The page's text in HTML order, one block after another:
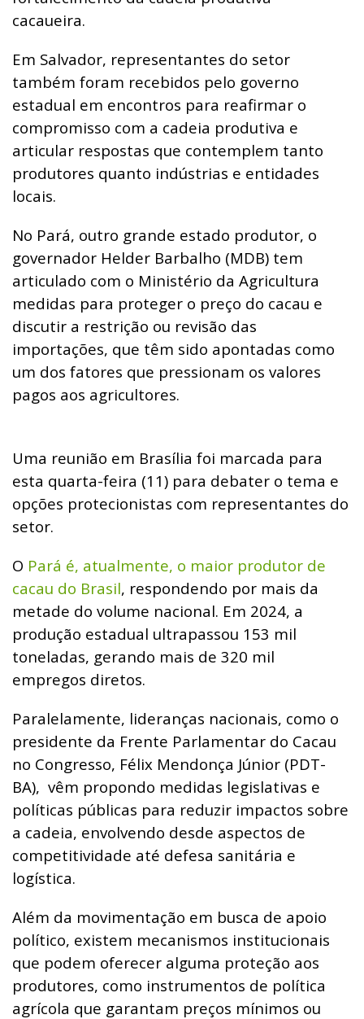
cacaueira.
Em Salvador, representantes do setor
também foram recebidos pelo governo
estadual em encontros para reafirmar o
compromisso com a cadeia produtiva e
articular respostas que contemplem tanto
produtores quanto indústrias e entidades
locais.
No Pará, outro grande estado produtor, o
governador Helder Barbalho (MDB) tem
articulado com o Ministério da Agricultura
medidas para proteger o preço do cacau e
discutir a restrição ou revisão das
importações, que têm sido apontadas como
um dos fatores que pressionam os valores
pagos aos agricultores.
Uma reunião em Brasília foi marcada para
esta quarta-feira (11) para debater o tema e
opções protecionistas com representantes do
setor.
O Pará é, atualmente, o maior produtor de
cacau do Brasil, respondendo por mais da
metade do volume nacional. Em 2024, a
produção estadual ultrapassou 153 mil
toneladas, gerando mais de 320 mil
empregos diretos.
Paralelamente, lideranças nacionais, como o
presidente da Frente Parlamentar do Cacau
no Congresso, Félix Mendonça Júnior (PDT-
BA), vêm propondo medidas legislativas e
políticas públicas para reduzir impactos sobre
a cadeia, envolvendo desde aspectos de
competitividade até defesa sanitária e
logística.
Além da movimentação em busca de apoio
político, existem mecanismos institucionais
que podem oferecer alguma proteção aos
produtores, como instrumentos de política
agrícola que garantam preços mínimos ou